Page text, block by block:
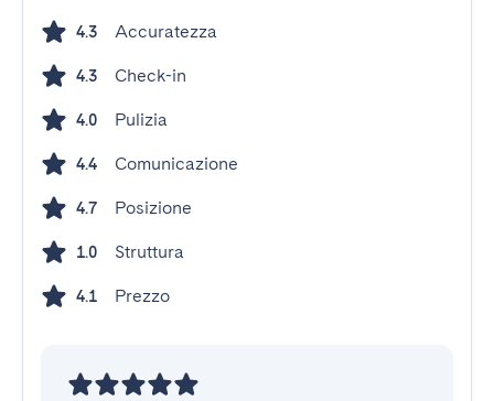
4.3 Accuratezza
4.3 Check-in
4.0 Pulizia
4.4 Comunicazione
4.7 Posizione
1.0 Struttura
4.1 Prezzo